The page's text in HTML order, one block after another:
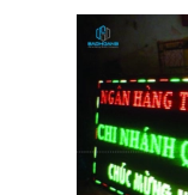
THI CÔNG VÀ SẢN
triển của lĩnh vực
XEM THÊM